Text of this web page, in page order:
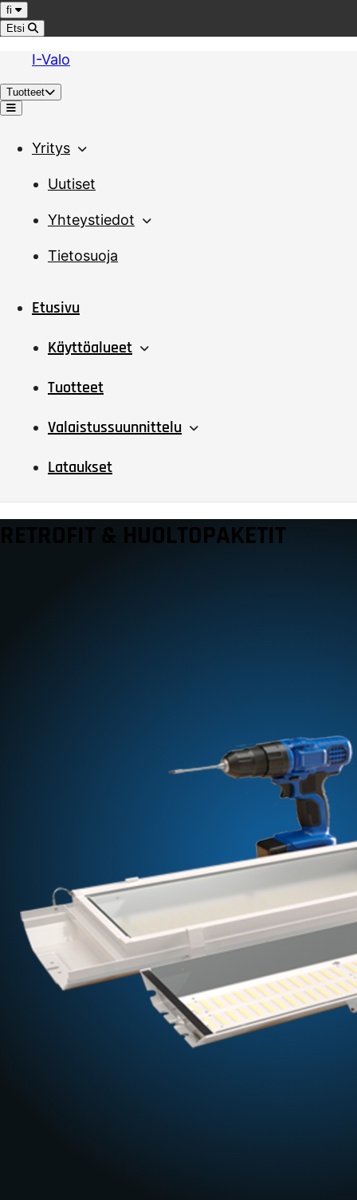
Hyppää sisältöön
Kieli
fi
Etsi
I-Valo
Tuotteet
Valikko
Yritys
Uutiset
Yhteystiedot
Tietosuoja
Etusivu
Käyttöalueet
Tuotteet
Valaistussuunnittelu
Lataukset
RETROFIT & HUOLTOPAKETIT